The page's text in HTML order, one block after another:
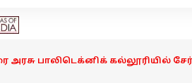
அரசு பாலிடெக்னிக் கல்லூரியில்